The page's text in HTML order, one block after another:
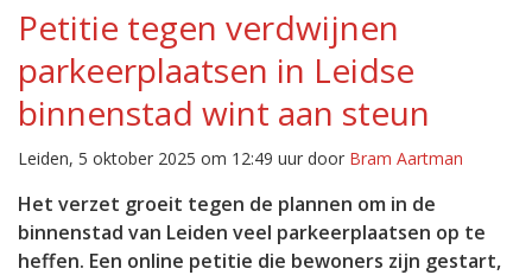
Petitie tegen verdwijnen
parkeerplaatsen in Leidse
binnenstad wint aan steun
Leiden, 5 oktober 2025 om 12:49 uur door Bram Aartman
Het verzet groeit tegen de plannen om in de
binnenstad van Leiden veel parkeerplaatsen op te
heffen. Een online petitie die bewoners zijn gestart,